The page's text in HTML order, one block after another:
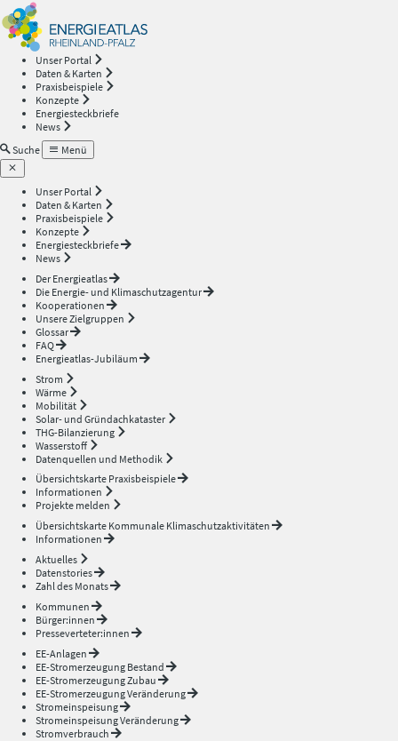
Unser Portal
Daten & Karten
Praxisbeispiele
Konzepte
Energiesteckbriefe
News
Suche
Menü
Unser Portal
Daten & Karten
Praxisbeispiele
Konzepte
Energiesteckbriefe
News
Der Energieatlas
Die Energie- und Klimaschutzagentur
Kooperationen
Unsere Zielgruppen
Glossar
FAQ
Energieatlas-Jubiläum
Strom
Wärme
Mobilität
Solar- und Gründachkataster
THG-Bilanzierung
Wasserstoff
Datenquellen und Methodik
Übersichtskarte Praxisbeispiele
Informationen
Projekte melden
Übersichtskarte Kommunale Klimaschutzaktivitäten
Informationen
Aktuelles
Datenstories
Zahl des Monats
Kommunen
Bürger:innen
Presseverteter:innen
EE-Anlagen
EE-Stromerzeugung Bestand
EE-Stromerzeugung Zubau
EE-Stromerzeugung Veränderung
Stromeinspeisung
Stromeinspeisung Veränderung
Stromverbrauch